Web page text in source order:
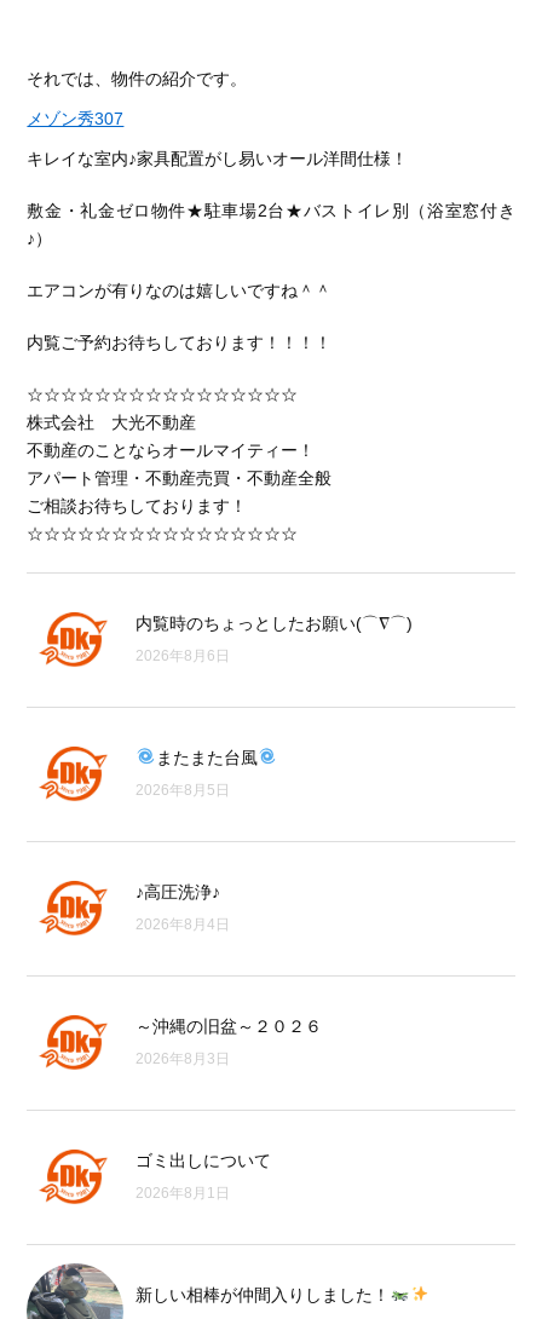
それでは、物件の紹介です。
メゾン秀307
キレイな室内♪家具配置がし易いオール洋間仕様！
敷金・礼金ゼロ物件★駐車場2台★バストイレ別（浴室窓付き
♪）
エアコンが有りなのは嬉しいですね＾＾
内覧ご予約お待ちしております！！！！
☆☆☆☆☆☆☆☆☆☆☆☆☆☆☆☆
株式会社 大光不動産
不動産のことならオールマイティー！
アパート管理・不動産売買・不動産全般
ご相談お待ちしております！
☆☆☆☆☆☆☆☆☆☆☆☆☆☆☆☆
内覧時のちょっとしたお願い(⌒∇⌒)
2026年8月6日
またまた台風
2026年8月5日
♪高圧洗浄♪
2026年8月4日
～沖縄の旧盆～２０２６
2026年8月3日
ゴミ出しについて
2026年8月1日
新しい相棒が仲間入りしました！